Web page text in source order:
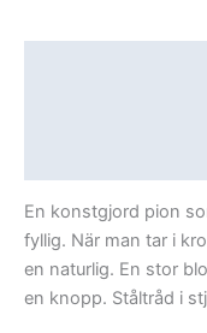
En konstgjord pion
fyllig. När man tar i
en naturlig. En stor
en knopp. Ståltråd i